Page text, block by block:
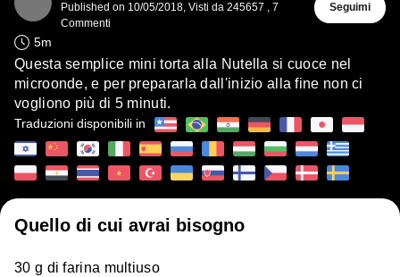
Published on 10/05/2018, Visti da 245657 , 7
Commenti
Seguimi
5m
Questa semplice mini torta alla Nutella si cuoce nel
microonde, e per prepararla dall'inizio alla fine non ci
vogliono più di 5 minuti.
Traduzioni disponibili in
Quello di cui avrai bisogno
30 g di farina multiuso